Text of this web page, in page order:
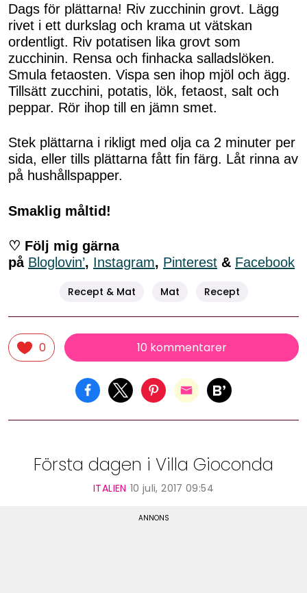
Dags för plättarna! Riv zucchinin grovt. Lägg
rivet i ett durkslag och krama ut vätskan
ordentligt. Riv potatisen lika grovt som
zucchinin. Rensa och finhacka salladslöken.
Smula fetaosten. Vispa sen ihop mjöl och ägg.
Tillsätt zucchini, potatis, lök, fetaost, salt och
peppar. Rör ihop till en jämn smet.
Stek plättarna i rikligt med olja ca 2 minuter per
sida, eller tills plättarna fått fin färg. Låt rinna av
på hushållspapper.
Smaklig måltid!
♡ Följ mig gärna
på Bloglovin’, Instagram, Pinterest & Facebook
Recept & Mat Mat Recept
0 10 kommentarer
Första dagen i Villa Gioconda
ITALIEN 10 juli, 2017 09:54